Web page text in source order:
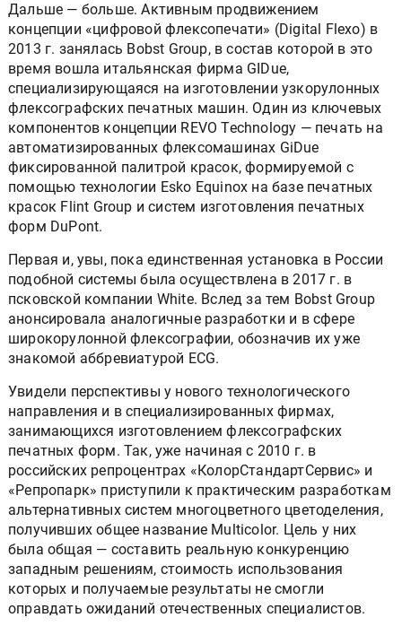
Дальше — больше. Активным продвижением
концепции «цифровой флексопечати» (Digital Flexo) в
2013 г. занялась Bobst Group, в состав которой в это
время вошла итальянская фирма GIDue,
специализирующаяся на изготовлении узкорулонных
флексографских печатных машин. Один из ключевых
компонентов концепции REVO Technology — печать на
автоматизированных флексомашинах GiDue
фиксированной палитрой красок, формируемой с
помощью технологии Esko Equinox на базе печатных
красок Flint Group и систем изготовления печатных
форм DuPont.
Первая и, увы, пока единственная установка в России
подобной системы была осуществлена в 2017 г. в
псковской компании White. Вслед за тем Bobst Group
анонсировала аналогичные разработки и в сфере
широкорулонной флексографии, обозначив их уже
знакомой аббревиатурой ECG.
Увидели перспективы у нового технологического
направления и в специализированных фирмах,
занимающихся изготовлением флексографских
печатных форм. Так, уже начиная с 2010 г. в
российских репроцентрах «КолорСтандартСервис» и
«Репропарк» приступили к практическим разработкам
альтернативных систем многоцветного цветоделения,
получивших общее название Multicolor. Цель у них
была общая — составить реальную конкуренцию
западным решениям, стоимость использования
которых и получаемые результаты не смогли
оправдать ожиданий отечественных специалистов.